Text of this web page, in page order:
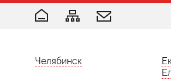
Челябинск